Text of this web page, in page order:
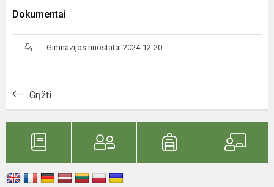
Dokumentai
Gimnazijos nuostatai 2024-12-20
Grįžti